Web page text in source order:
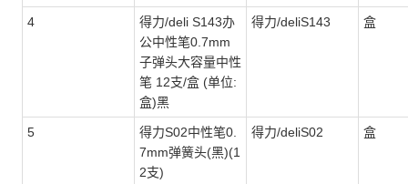
4
得力/deli S143办
公中性笔0.7mm
子弹头大容量中性
笔 12支/盒 (单位:
盒)黑
得力/deliS143 盒
5
得力S02中性笔0.
7mm弹簧头(黑)(1
2支)
得力/deliS02 盒